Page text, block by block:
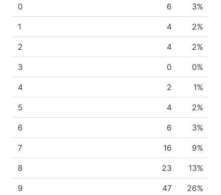
0 6 3%
1 4 2%
2 4 2%
3 0 0%
4 2 1%
5 4 2%
6 6 3%
7 16 9%
8 23 13%
9 47 26%